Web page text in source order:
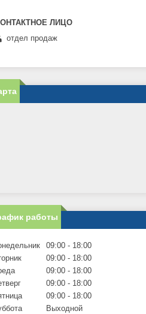
отдел продаж
работы
09:00
18:00
09:00
18:00
09:00
18:00
09:00
18:00
09:00
18:00
Выходной